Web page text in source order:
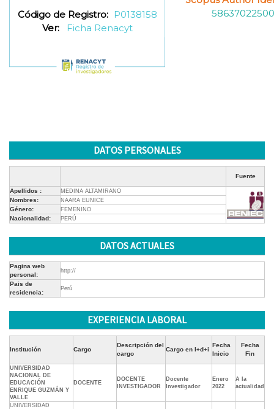
Código de Registro: P0138158
Ver:
Ficha Renacyt
58637022500
DATOS PERSONALES
Fuente
Apellidos : MEDINA ALTAMIRANO
Nombres: NAARA EUNICE
Género: FEMENINO
Nacionalidad: PERÚ
DATOS ACTUALES
Pagina web
personal:
http://
Pais de
residencia:
Perú
EXPERIENCIA LABORAL
Institución Cargo
Descripción del
cargo
Cargo en I+d+i
Fecha
Inicio
Fecha
Fin
UNIVERSIDAD
NACIONAL DE
EDUCACIÓN
ENRIQUE GUZMÁN Y
VALLE
DOCENTE
DOCENTE
INVESTIGADOR
Docente
Investigador
Enero
2022
A la
actualidad
UNIVERSIDAD